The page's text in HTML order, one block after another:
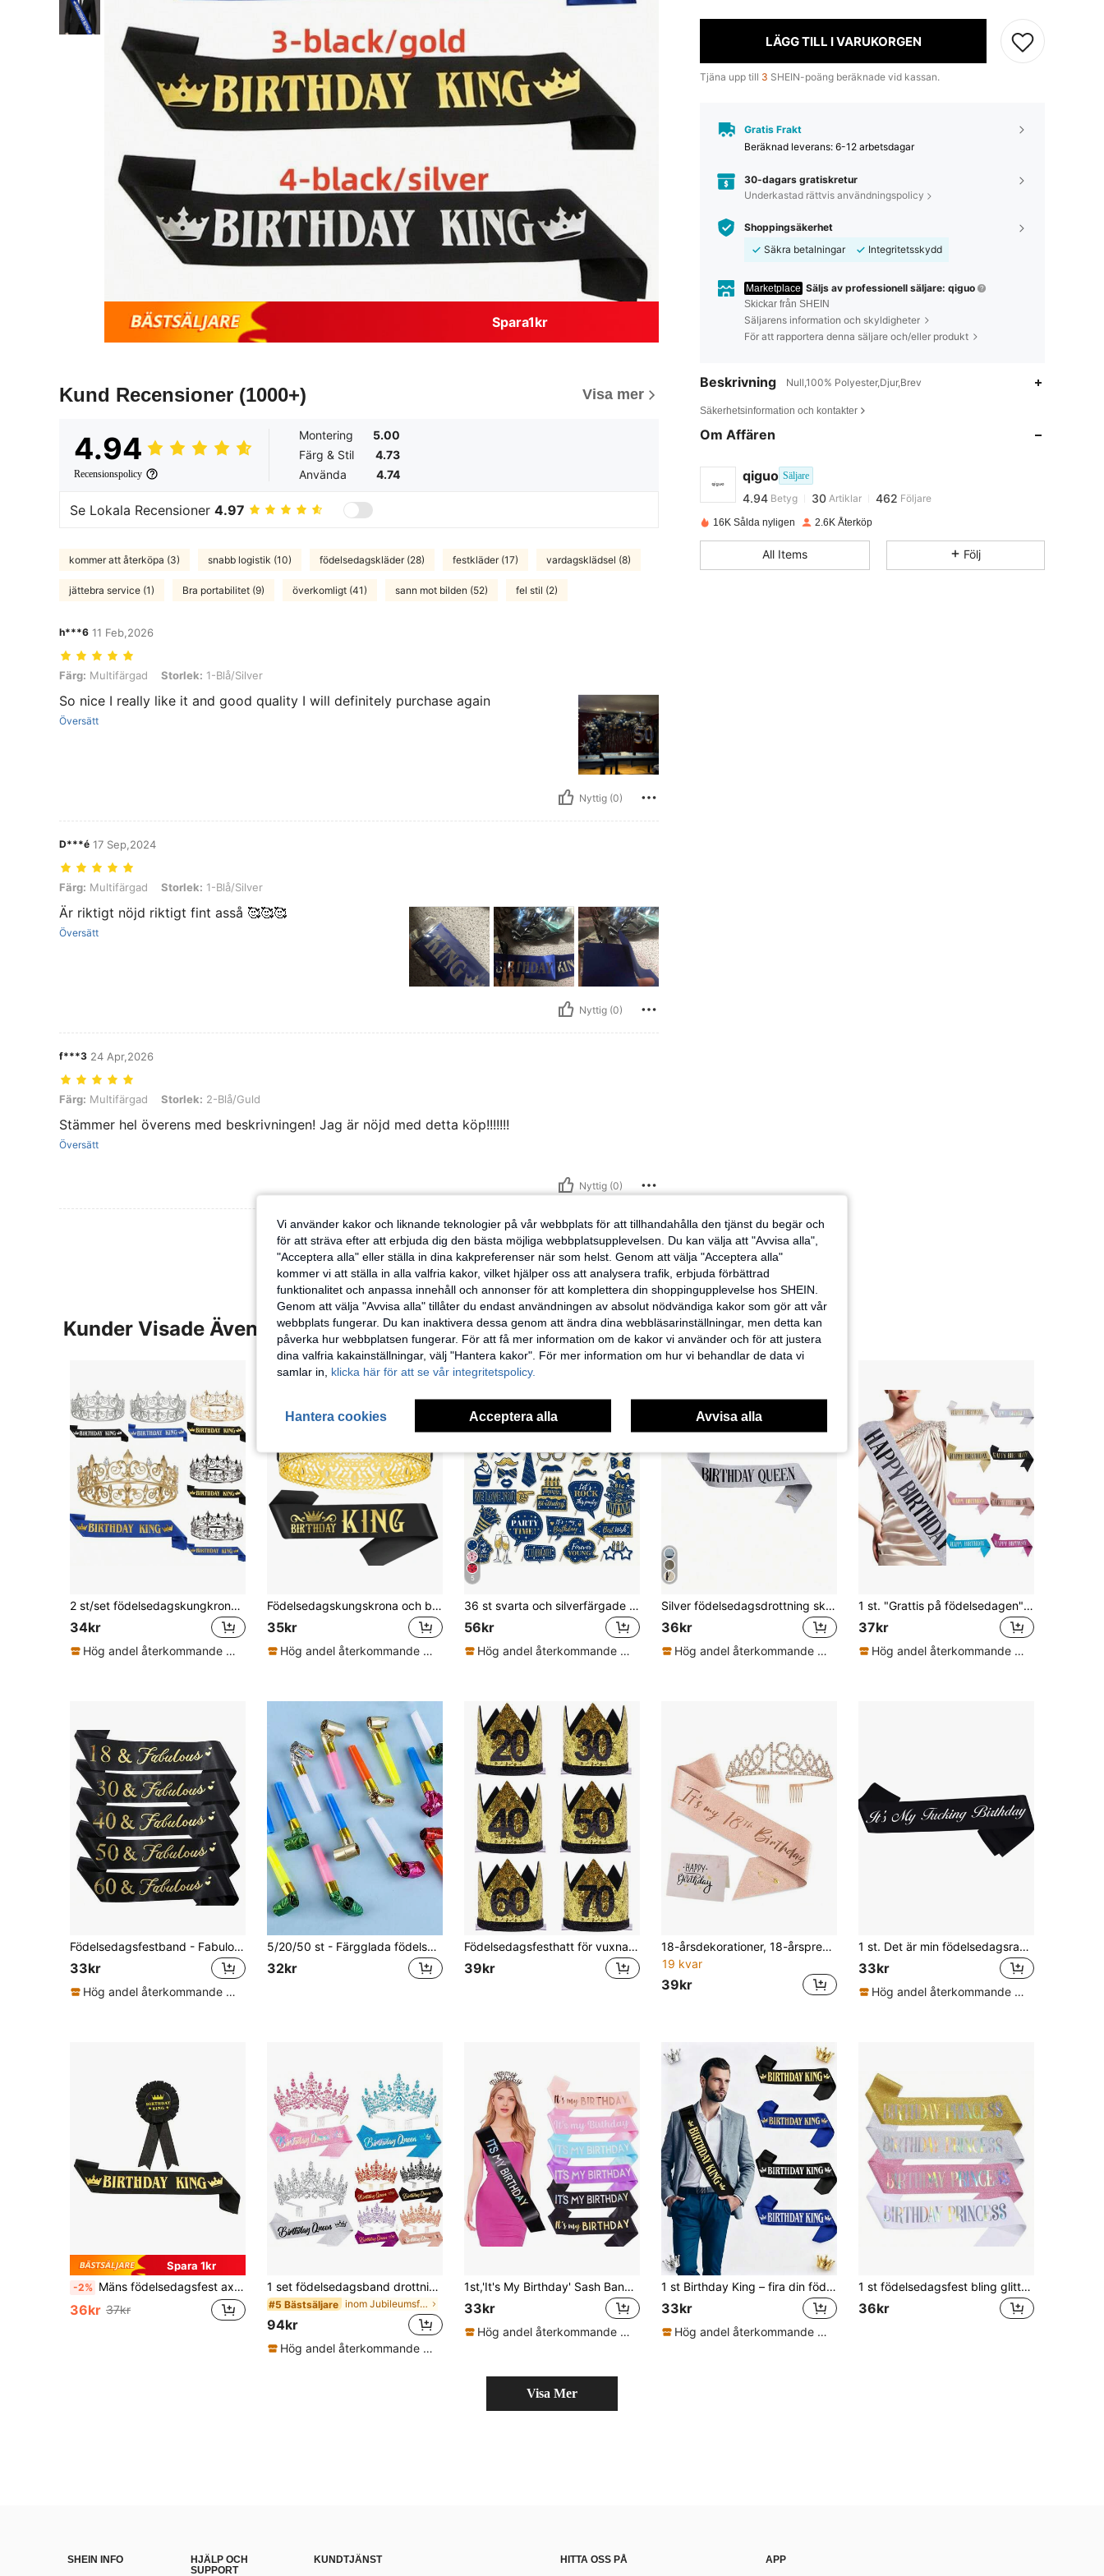
Spara1kr
Kund Recensioner (1000+) Visa mer
4.94
Recensionspolicy
Montering
5.00
Färg & Stil
4.73
Använda
4.74
Se Lokala Recensioner 4.97
kommer att återköpa (3) snabb logistik (10) födelsedagskläder (28) festkläder (17) vardagsklädsel (8)
jättebra service (1) Bra portabilitet (9) överkomligt (41) sann mot bilden (52) fel stil (2)
h***6 11 Feb,2026
Färg: Multifärgad, Storlek: 1-Blå/Silver
Färg: Multifärgad Storlek: 1-Blå/Silver
So nice I really like it and good quality I will definitely purchase again
Översätt
Nyttig (0)
D***é 17 Sep,2024
Färg: Multifärgad, Storlek: 1-Blå/Silver
Färg: Multifärgad Storlek: 1-Blå/Silver
Är riktigt nöjd riktigt fint asså 🥰🥰🥰
Översätt
Nyttig (0)
f***3 24 Apr,2026
Färg: Multifärgad, Storlek: 2-Blå/Guld
Färg: Multifärgad Storlek: 2-Blå/Guld
Stämmer hel överens med beskrivningen! Jag är nöjd med detta köp!!!!!!!
Översätt
Nyttig (0)
Visa Fler Recensioner
LÄGG TILL I VARUKORGEN
Tjäna upp till 3 SHEIN-poäng beräknade vid kassan.
Gratis Frakt
Beräknad leverans: 6-12 arbetsdagar
30-dagars gratiskretur
Underkastad rättvis användningspolicy
Shoppingsäkerhet
Säkra betalningar
Integritetsskydd
Marketplace Säljs av professionell säljare: qiguo
Skickar från SHEIN
Säljarens information och skyldigheter
För att rapportera denna säljare och/eller produkt
Beskrivning Null,100% Polyester,Djur,Brev
Säkerhetsinformation och kontakter
Om Affären
qiguo Säljare
4.94 Betyg 30 Artiklar 462 Följare
4.94
16K Sålda nyligen 2.6K Återköp
All Items Följ
Kunder Visade Även
2 st/set födelsedagskungkrona och skärp, kunglig kungkrona för män och kvinnor festdekoration bal födelsedagspresenter för män kunglig tävlingskrona, jul män och kvinnor
34kr
Hög andel återkommande kunder
Födelsedagskungskrona och band, kunglig guldkrona för män, festdekoration, födelsedagspresent för män, kunglig skönhetstävlingskrona, jul, bröllopsfest, svensexa, maskeradfest för kvinnor och män
35kr
Hög andel återkommande kunder
5
36 st svarta och silverfärgade fotobåsrekvisita för födelsedag, svarta och guldfärgade födelsedagspartydekorationer för kvinnor och män
56kr
Hög andel återkommande kunder
Silver födelsedagsdrottning skärp
36kr
Hög andel återkommande kunder
1 st. "Grattis på födelsedagen"-band för kvinnor och män, grattis på födelsedagen-band, rosa, vitt, roséguld, svart med skimrande folie-band för 16, 18, 21, 30, 40, 50, 60, 70, 80, 90-årsdag, present eller vilken födelsedagsfest som helst, för alla åldrar
37kr
Hög andel återkommande kunder
Födelsedagsfestband - Fabulous Sash 18:e 21:e 30:e 40:e 50:e 60:e 70:e födelsedagsfestdekorationer och tillbehör (svart)
33kr
Hög andel återkommande kunder
5/20/50 st - Färgglada födelsedagsfestblåsare, festljudmakare, födelsedagshorn, festvisselpipor, nyårsfestgåvor, festblåsare, festpresenter, festtillbehör, slumpmässiga färger
32kr
Födelsedagsfesthatt för vuxna, handgjord filt i guld 20-, 30-, 40-, 50-, 60-, 70-årsdagsfesthatt
39kr
18-årsdekorationer, 18-årspresent till henne, 18-årspresent till kvinnor, 18-årsfesttillbehör, 18-års fantastiska födelsedagsband och krona + vikbart födelsedagskort i foliestil
19 kvar
39kr
1 st. Det är min födelsedagsram, svart satinram med bling-typsnitt - rolig födelsedagsfestram - Det är min födelsedagsdrottning, festdekorationer för kvinnor och män, jul
33kr
Hög andel återkommande kunder
Spara 1kr
-2% Mäns födelsedagsfest axelremsmärkeskit, födelsedagskung förgyllt bälte och bröstmärke, jul
36kr 37kr
1 set födelsedagsband drottning och krona för kvinnor färgglatt födelsedagspannband och födelsedagsdrottning bandset grattis på födelsedagen tiara för kvinnor kristallfödelsedagskrona vuxna kvinnor födelsedagsdekorationer, jul
#5 Bästsäljare inom Jubileumsfest Partyhattar
94kr
Hög andel återkommande kunder
1st,'It's My Birthday' Sash Band För Kvinnor Och Män,It's My Birthday Sash Hot Rosa Vit Rose Guld Svart Med Iriserande Folie Sash För 16:e 18:e 21:e 30:e 40:e 50:e 60:e 70:e 80:e 90:e 90:e Födelsedag Fest Födelsedag Födelsedag Present eller valfri
33kr
Hög andel återkommande kunder
1 st Birthday King – fira din födelsedag med stil med detta svarta och blå satängband för män och pojkar – perfekt för 18-, 20-, 30-, 40-, 50- och 60-årsdag – tillför en touch av elegans till dina festdekorationer, festtillbehör, band, jul
33kr
Hög andel återkommande kunder
1 st födelsedagsfest bling glittrande guld lök axelrem ceremoni skärp för flickor, grattis på födelsedagen, min prinsessa linning, moderiktig, söt och vacker, jul
36kr
Visa Mer
SHEIN INFO
HJÄLP OCH
SUPPORT
KUNDTJÄNST HITTA OSS PÅ APP
Vi använder kakor och liknande teknologier på vår webbplats för att tillhandahålla den tjänst du begär och
för att sträva efter att erbjuda dig den bästa möjliga webbplatsupplevelsen. Du kan välja att "Avvisa alla",
"Acceptera alla" eller ställa in dina kakpreferenser när som helst. Genom att välja "Acceptera alla"
kommer vi att ställa in alla valfria kakor, vilket hjälper oss att analysera trafik, erbjuda förbättrad
funktionalitet och anpassa innehåll och annonser för att komplettera din shoppingupplevelse hos SHEIN.
Genom att välja "Avvisa alla" tillåter du endast användningen av absolut nödvändiga kakor som gör att vår
webbplats fungerar. Du kan inaktivera dessa genom att ändra dina webbläsarinställningar, men detta kan
påverka hur webbplatsen fungerar. För att få mer information om de kakor vi använder och för att justera
dina valfria kakainställningar, välj "Hantera kakor". För mer information om hur vi behandlar de data vi
samlar in, klicka här för att se vår integritetspolicy.
Hantera cookies Acceptera alla Avvisa alla